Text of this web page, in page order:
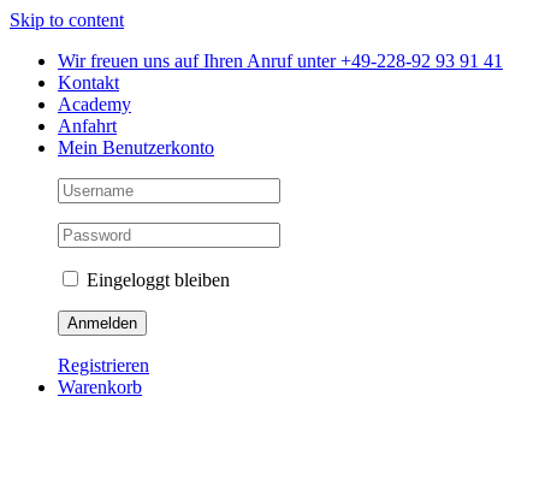
Skip to content
Wir freuen uns auf Ihren Anruf unter +49-228-92 93 91 41
Kontakt
Academy
Anfahrt
Mein Benutzerkonto
Eingeloggt bleiben
Registrieren
Warenkorb